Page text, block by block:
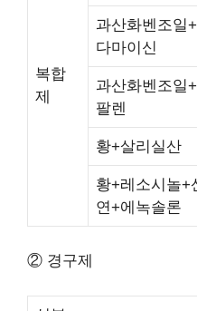
복합
제
과산화벤조일
다마이신
과산화벤조일
팔렌
황+살리실산
황+레소시놀+
연+에녹솔론
② 경구제